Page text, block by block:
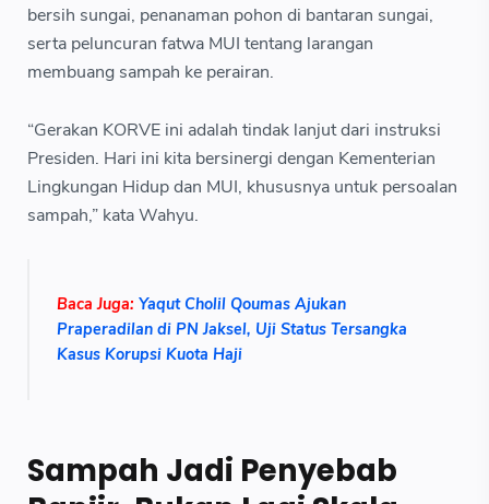
bersih sungai, penanaman pohon di bantaran sungai,
serta peluncuran fatwa MUI tentang larangan
membuang sampah ke perairan.
“Gerakan KORVE ini adalah tindak lanjut dari instruksi
Presiden. Hari ini kita bersinergi dengan Kementerian
Lingkungan Hidup dan MUI, khususnya untuk persoalan
sampah,” kata Wahyu.
Baca Juga: Yaqut Cholil Qoumas Ajukan
Praperadilan di PN Jaksel, Uji Status Tersangka
Kasus Korupsi Kuota Haji
Sampah Jadi Penyebab